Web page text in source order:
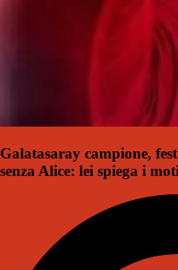
Galatasaray campione,
senza Alice: lei spiega i